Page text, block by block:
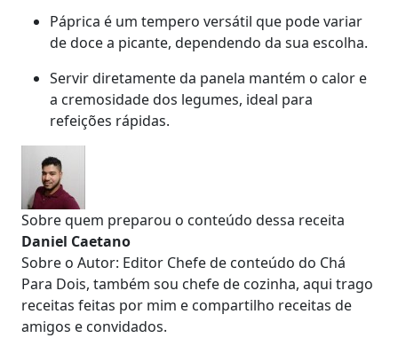
Páprica é um tempero versátil que pode variar
de doce a picante, dependendo da sua escolha.
Servir diretamente da panela mantém o calor e
a cremosidade dos legumes, ideal para
refeições rápidas.
Sobre quem preparou o conteúdo dessa receita
Daniel Caetano
Sobre o Autor: Editor Chefe de conteúdo do Chá
Para Dois, também sou chefe de cozinha, aqui trago
receitas feitas por mim e compartilho receitas de
amigos e convidados.